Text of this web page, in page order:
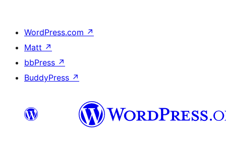
WordPress.com ↗
Matt ↗
bbPress ↗
BuddyPress ↗